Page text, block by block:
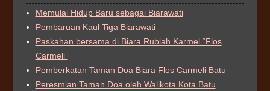
Memulai Hidup Baru sebagai Biarawati
Pembaruan Kaul Tiga Biarawati
Paskahan bersama di Biara Rubiah Karmel “Flos
Carmeli”
Pemberkatan Taman Doa Biara Flos Carmeli Batu
Peresmian Taman Doa oleh Walikota Kota Batu